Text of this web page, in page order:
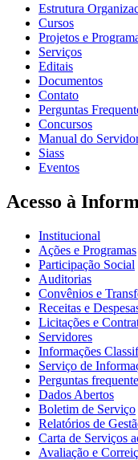
Estrutura
Cursos
Projetos e
Serviços
Editais
Documentos
Contato
Perguntas
Concursos
Manual do
Siass
Eventos
Acesso à
Institucional
Ações e Programas
Participação Social
Auditorias
Convênios e
Receitas e
Licitações e
Servidores
Informações
Serviço de
Perguntas
Dados Abertos
Boletim de Serviço
Relatórios de
Carta de Serviços
Avaliação e